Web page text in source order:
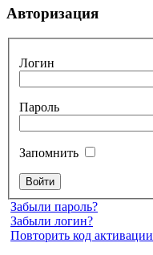
Авторизация
Логин
Пароль
Запомнить
Забыли пароль?
Забыли логин?
Повторить код активации